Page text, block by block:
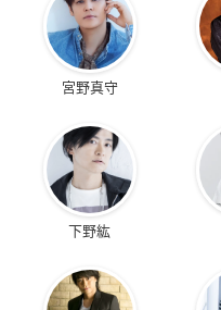
宮野真守
下野紘